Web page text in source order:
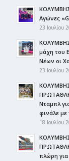
Αγώνες
23 Ιουλίου
μάχη του
Νέων οι
23 Ιουλίου
Νταμπλ
φινάλε με
18 Ιουλίου
πλώρη